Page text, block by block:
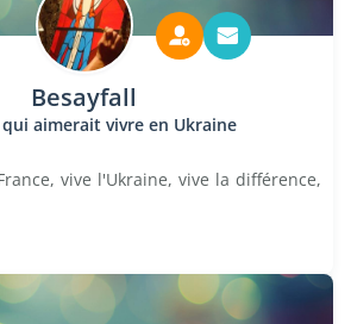
Besayfall
qui aimerait vivre en Ukraine
vive l'Ukraine, vive la différence,